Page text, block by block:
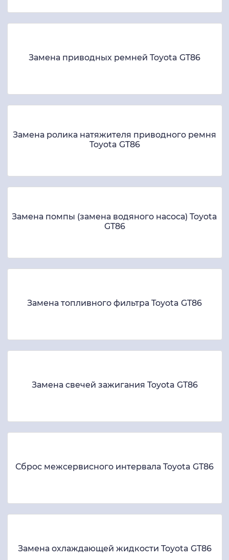
Замена приводных ремней Toyota GT86
Замена ролика натяжителя приводного ремня
Toyota GT86
Замена помпы (замена водяного насоса) Toyota
GT86
Замена топливного фильтра Toyota GT86
Замена свечей зажигания Toyota GT86
Сброс межсервисного интервала Toyota GT86
Замена охлаждающей жидкости Toyota GT86